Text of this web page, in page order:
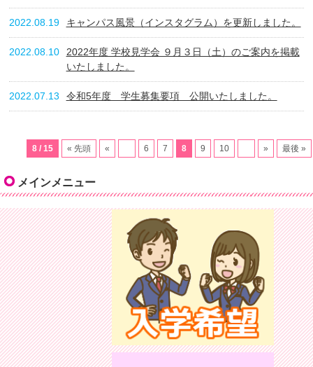
2022.08.19 キャンパス風景（インスタグラム）を更新しました。
2022.08.10
2022年度 学校見学会 ９月３日（土）のご案内を掲載
いたしました。
2022.07.13 令和5年度 学生募集要項 公開いたしました。
8 / 15 « 先頭 « 6 7 8 9 10 » 最後 »
メインメニュー